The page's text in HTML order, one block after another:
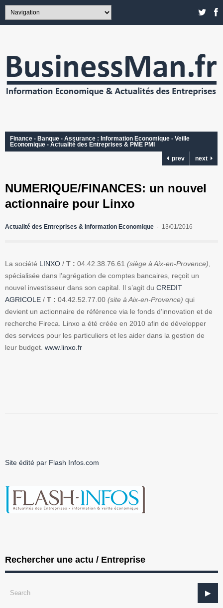
Finance - Banque - Assurance : Information Economique - Veille
Economique - Actualité des Entreprises & PME PMI
prev
next
NUMERIQUE/FINANCES: un nouvel
actionnaire pour Linxo
Actualité des Entreprises & Information Economique 13/01/2016
La société LINXO / T : 04.42.38.76.61 (siège à Aix-en-Provence),
spécialisée dans l’agrégation de comptes bancaires, reçoit un
nouvel investisseur dans son capital. Il s’agit du CREDIT
AGRICOLE / T : 04.42.52.77.00 (site à Aix-en-Provence) qui
devient un actionnaire de référence via le fonds d’innovation et de
recherche Fireca. Linxo a été créée en 2010 afin de développer
des services pour les particuliers et les aider dans la gestion de
leur budget. www.linxo.fr
Site édité par Flash Infos.com
Rechercher une actu / Entreprise